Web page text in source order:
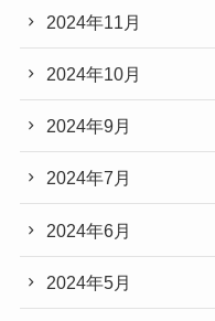
2024年11月
2024年10月
2024年9月
2024年7月
2024年6月
2024年5月